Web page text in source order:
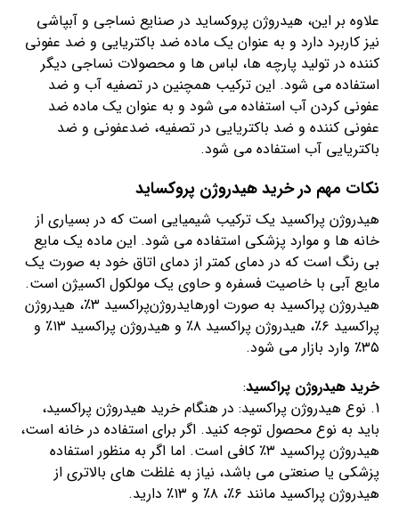
علاوه بر این، هیدروژن پروکساید در صنایع نساجی و آبپاشی
نیز کاربرد دارد و به عنوان یک ماده ضد باکتریایی و ضد عفونی
کننده در تولید پارچه ها، لباس ها و محصولات نساجی دیگر
استفاده می شود. این ترکیب همچنین در تصفیه آب و ضد
عفونی کردن آب استفاده می شود و به عنوان یک ماده ضد
عفونی کننده و ضد باکتریایی در تصفیه، ضدعفونی و ضد
باکتریایی آب استفاده می شود.
نکات مهم در خرید هیدروژن پروکساید
هیدروژن پراکسید یک ترکیب شیمیایی است که در بسیاری از
خانه ها و موارد پزشکی استفاده می شود. این ماده یک مایع
بی رنگ است که در دمای کمتر از دمای اتاق خود به صورت یک
مایع آبی با خاصیت فسفره و حاوی یک مولکول اکسیژن است.
هیدروژن پراکسید به صورت اورهایدروژن‌پراکسید ۳٪، هیدروژن
پراکسید ۶٪، هیدروژن پراکسید ۸٪ و هیدروژن پراکسید ۱۳٪ و
۳۵٪ وارد بازار می شود.
خرید هیدروژن پراکسید:
1. نوع هیدروژن پراکسید: در هنگام خرید هیدروژن پراکسید،
باید به نوع محصول توجه کنید. اگر برای استفاده در خانه است،
هیدروژن پراکسید ۳٪ کافی است. اما اگر به منظور استفاده
پزشکی یا صنعتی می باشد، نیاز به غلظت های بالاتری از
هیدروژن پراکسید مانند ۶٪، ۸٪ و ۱۳٪ دارید.